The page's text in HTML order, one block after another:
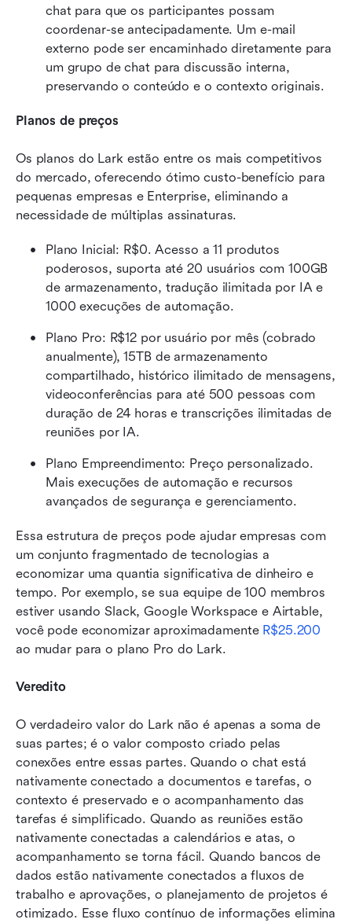
chat para que os participantes possam
coordenar-se antecipadamente. Um e-mail
externo pode ser encaminhado diretamente para
um grupo de chat para discussão interna,
preservando o conteúdo e o contexto originais.
Planos de preços
Os planos do Lark estão entre os mais competitivos
do mercado, oferecendo ótimo custo-benefício para
pequenas empresas e Enterprise, eliminando a
necessidade de múltiplas assinaturas.
Plano Inicial: R$0. Acesso a 11 produtos
poderosos, suporta até 20 usuários com 100GB
de armazenamento, tradução ilimitada por IA e
1000 execuções de automação.
Plano Pro: R$12 por usuário por mês (cobrado
anualmente), 15TB de armazenamento
compartilhado, histórico ilimitado de mensagens,
videoconferências para até 500 pessoas com
duração de 24 horas e transcrições ilimitadas de
reuniões por IA.
Plano Empreendimento: Preço personalizado.
Mais execuções de automação e recursos
avançados de segurança e gerenciamento.
Essa estrutura de preços pode ajudar empresas com
um conjunto fragmentado de tecnologias a
economizar uma quantia significativa de dinheiro e
tempo. Por exemplo, se sua equipe de 100 membros
estiver usando Slack, Google Workspace e Airtable,
você pode economizar aproximadamente R$25.200
ao mudar para o plano Pro do Lark.
Veredito
O verdadeiro valor do Lark não é apenas a soma de
suas partes; é o valor composto criado pelas
conexões entre essas partes. Quando o chat está
nativamente conectado a documentos e tarefas, o
contexto é preservado e o acompanhamento das
tarefas é simplificado. Quando as reuniões estão
nativamente conectadas a calendários e atas, o
acompanhamento se torna fácil. Quando bancos de
dados estão nativamente conectados a fluxos de
trabalho e aprovações, o planejamento de projetos é
otimizado. Esse fluxo contínuo de informações elimina